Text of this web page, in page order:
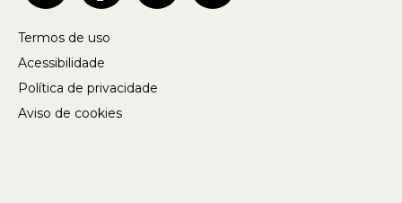
Termos de uso
Acessibilidade
Política de privacidade
Aviso de cookies